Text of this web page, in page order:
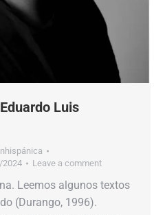
Luis
2024 Leave a comment
Leemos algunos textos
(Durango, 1996).